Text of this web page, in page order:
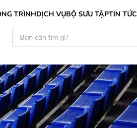
TRÌNHDỊCH VỤBỘ SƯU TẬPTIN TỨC